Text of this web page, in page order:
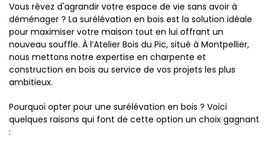
Vous rêvez d'agrandir votre espace de vie sans avoir à
déménager ? La surélévation en bois est la solution idéale
pour maximiser votre maison tout en lui offrant un
nouveau souffle. À l’Atelier Bois du Pic, situé à Montpellier,
nous mettons notre expertise en charpente et
construction en bois au service de vos projets les plus
ambitieux.
Pourquoi opter pour une surélévation en bois ? Voici
quelques raisons qui font de cette option un choix gagnant
: